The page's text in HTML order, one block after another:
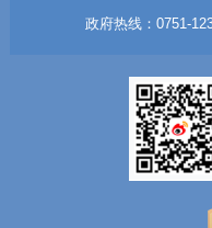
政府热线：0751-